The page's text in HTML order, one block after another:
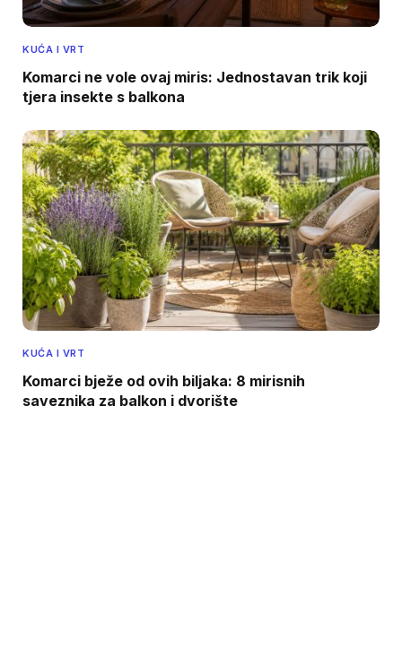
KUĆA I VRT
Komarci ne vole ovaj miris: Jednostavan trik koji
tjera insekte s balkona
KUĆA I VRT
Komarci bježe od ovih biljaka: 8 mirisnih
saveznika za balkon i dvorište